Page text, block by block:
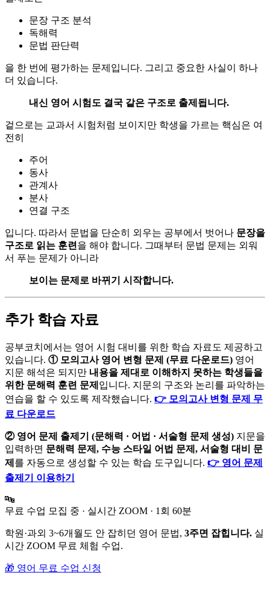
문장 구조 분석
독해력
문법 판단력
을 한 번에 평가하는 문제입니다. 그리고 중요한 사실이 하나
더 있습니다.
내신 영어 시험도 결국 같은 구조로 출제됩니다.
겉으로는 교과서 시험처럼 보이지만 학생을 가르는 핵심은 여
전히
주어
동사
관계사
분사
연결 구조
입니다. 따라서 문법을 단순히 외우는 공부에서 벗어나 문장을
구조로 읽는 훈련 을 해야 합니다. 그때부터 문법 문제는 외워
서 푸는 문제가 아니라
보이는 문제로 바뀌기 시작합니다.
추가 학습 자료
공부코치에서는 영어 시험 대비를 위한 학습 자료도 제공하고
있습니다. ① 모의고사 영어 변형 문제 (무료 다운로드) 영어
지문 해석은 되지만 내용을 제대로 이해하지 못하는 학생들을
위한 문해력 훈련 문제 입니다. 지문의 구조와 논리를 파악하는
연습을 할 수 있도록 제작했습니다. 👉 모의고사 변형 문제 무
료 다운로드
② 영어 문제 출제기 (문해력 · 어법 · 서술형 문제 생성) 지문을
입력하면 문해력 문제, 수능 스타일 어법 문제, 서술형 대비 문
제 를 자동으로 생성할 수 있는 학습 도구입니다. 👉 영어 문제
출제기 이용하기
🔤
무료 수업 모집 중 · 실시간 ZOOM · 1회 60분
학원·과외 3~6개월도 안 잡히던 영어 문법, 3주면 잡힙니다. 실
시간 ZOOM 무료 체험 수업.
🎁 영어 무료 수업 신청